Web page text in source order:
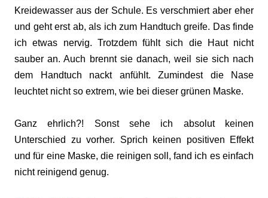
Kreidewasser aus der Schule. Es verschmiert aber eher
und geht erst ab, als ich zum Handtuch greife. Das finde
ich etwas nervig. Trotzdem fühlt sich die Haut nicht
sauber an. Auch brennt sie danach, weil sie sich nach
dem Handtuch nackt anfühlt. Zumindest die Nase
leuchtet nicht so extrem, wie bei dieser grünen Maske.
Ganz ehrlich?! Sonst sehe ich absolut keinen
Unterschied zu vorher. Sprich keinen positiven Effekt
und für eine Maske, die reinigen soll, fand ich es einfach
nicht reinigend genug.